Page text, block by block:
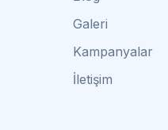
Galeri
Kampanyalar
İletişim